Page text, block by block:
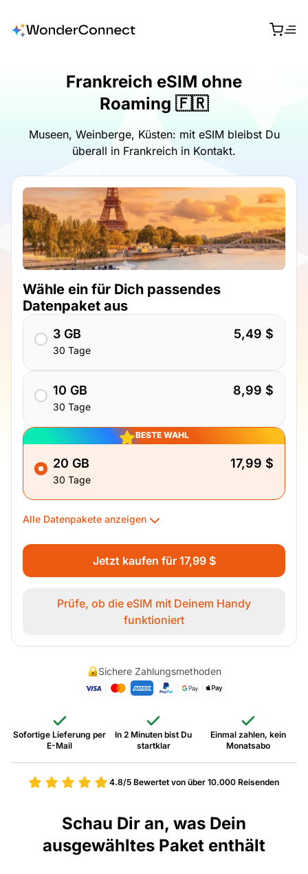
Frankreich eSIM ohne
Roaming 🇫🇷
Museen, Weinberge, Küsten: mit eSIM bleibst Du
überall in Frankreich in Kontakt.
Wähle ein für Dich passendes
Datenpaket aus
3 GB
30 Tage
5,49 $
10 GB
30 Tage
8,99 $
BESTE WAHL
20 GB
30 Tage
17,99 $
Alle Datenpakete anzeigen
Jetzt kaufen für 17,99 $
Prüfe, ob die eSIM mit Deinem Handy
funktioniert
Sichere Zahlungsmethoden
Sofortige Lieferung per
E-Mail
In 2 Minuten bist Du
startklar
Einmal zahlen, kein
Monatsabo
4.8/5Bewertet von über 10.000 Reisenden
Schau Dir an, was Dein
ausgewähltes Paket enthält